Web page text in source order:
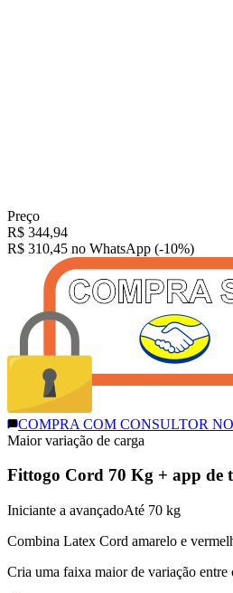
Preço
R$ 344,94
R$ 310,45 no WhatsApp (-10%)
COMPRA COM CONSULTOR
Maior variação de carga
Fittogo Cord 70 Kg + app de
Iniciante a avançadoAté 70 kg
Combina Latex Cord amarelo e
Cria uma faixa maior de variação entre